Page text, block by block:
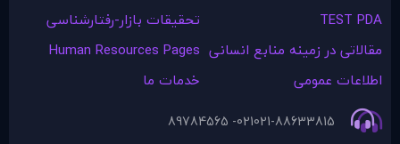
TEST PDA
تحقیقات بازار-رفتارشناسی
مقالاتی در زمينه منابع انسانی Human Resources Pages
اطلاعات عمومی
خدمات ما
021-88633815
021- 89784565